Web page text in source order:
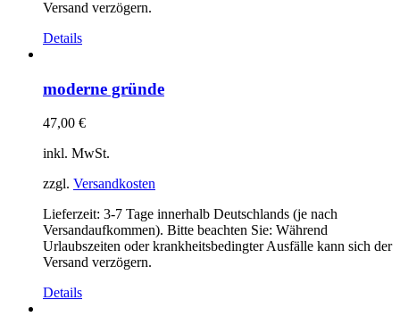
Versand verzögern.
Details
moderne gründe
47,00 €
inkl. MwSt.
zzgl. Versandkosten
Lieferzeit: 3-7 Tage innerhalb Deutschlands (je nach
Versandaufkommen). Bitte beachten Sie: Während
Urlaubszeiten oder krankheitsbedingter Ausfälle kann sich der
Versand verzögern.
Details